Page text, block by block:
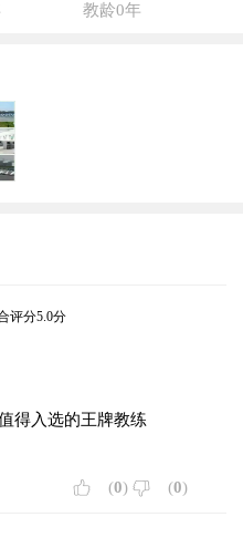
教龄0年
评分5.0分
得入选的王牌教练
(0) (0)